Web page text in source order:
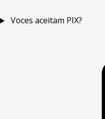
Voces aceitam PIX?